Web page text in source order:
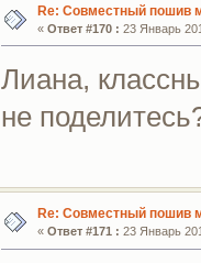
Re: Совместный пошив
« Ответ #170 : 23 Январь
Лиана,
не
Re: Совместный пошив
« Ответ #171 : 23 Январь